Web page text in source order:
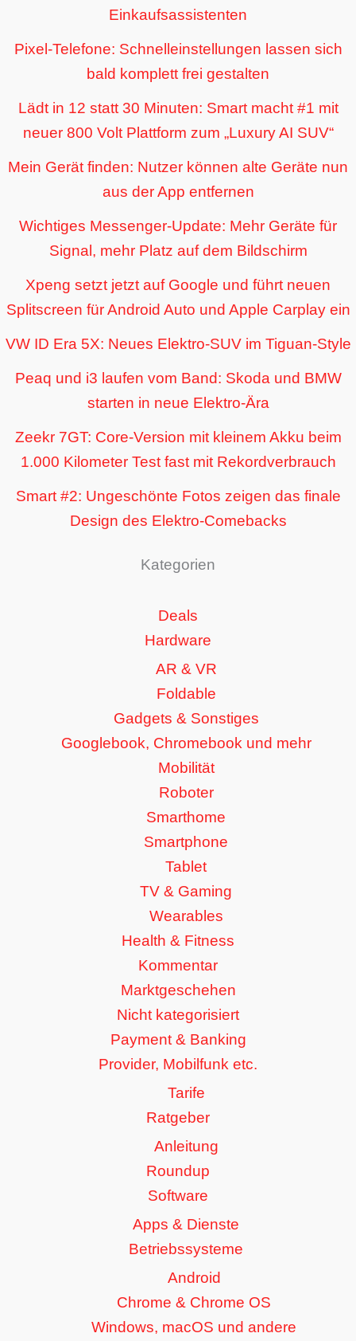
Einkaufsassistenten
Pixel-Telefone: Schnelleinstellungen lassen sich
bald komplett frei gestalten
Lädt in 12 statt 30 Minuten: Smart macht #1 mit
neuer 800 Volt Plattform zum „Luxury AI SUV“
Mein Gerät finden: Nutzer können alte Geräte nun
aus der App entfernen
Wichtiges Messenger-Update: Mehr Geräte für
Signal, mehr Platz auf dem Bildschirm
Xpeng setzt jetzt auf Google und führt neuen
Splitscreen für Android Auto und Apple Carplay ein
VW ID Era 5X: Neues Elektro-SUV im Tiguan-Style
Peaq und i3 laufen vom Band: Skoda und BMW
starten in neue Elektro-Ära
Zeekr 7GT: Core-Version mit kleinem Akku beim
1.000 Kilometer Test fast mit Rekordverbrauch
Smart #2: Ungeschönte Fotos zeigen das finale
Design des Elektro-Comebacks
Kategorien
Deals
Hardware
AR & VR
Foldable
Gadgets & Sonstiges
Googlebook, Chromebook und mehr
Mobilität
Roboter
Smarthome
Smartphone
Tablet
TV & Gaming
Wearables
Health & Fitness
Kommentar
Marktgeschehen
Nicht kategorisiert
Payment & Banking
Provider, Mobilfunk etc.
Tarife
Ratgeber
Anleitung
Roundup
Software
Apps & Dienste
Betriebssysteme
Android
Chrome & Chrome OS
Windows, macOS und andere